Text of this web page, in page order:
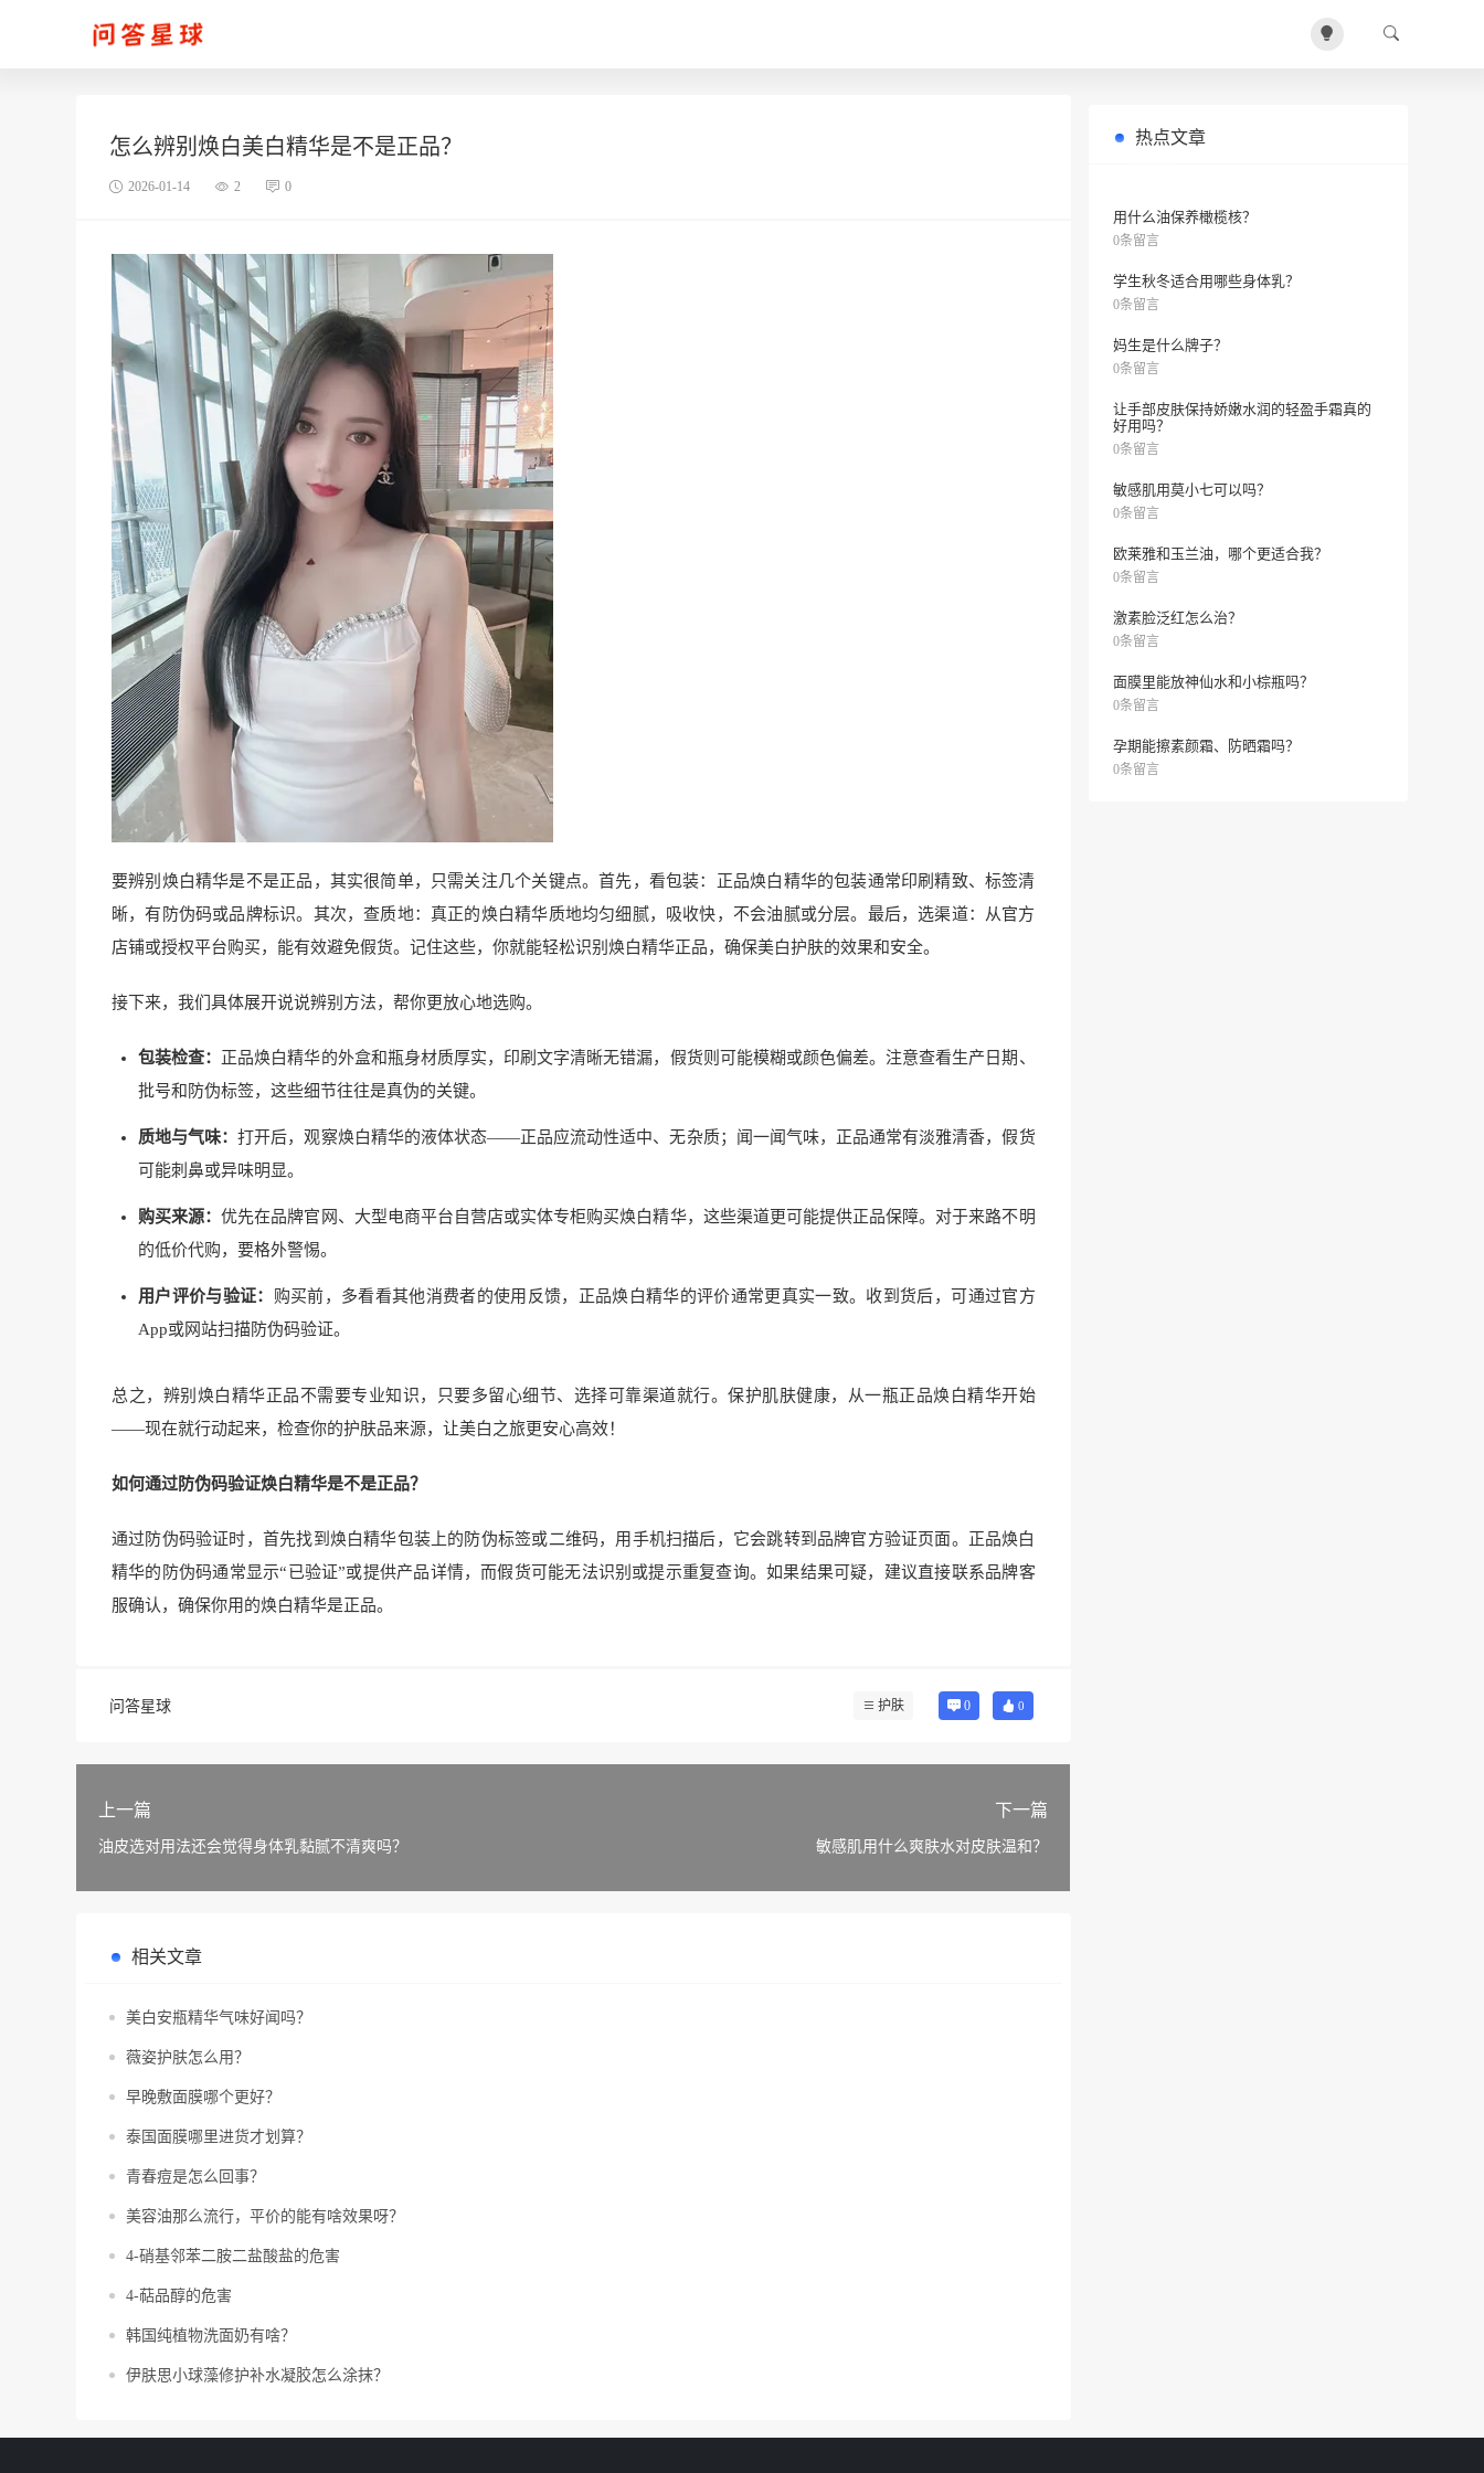
怎么辨别焕白美白精华是不是正品？
2026-01-14 2 0
要辨别焕白精华是不是正品，其实很简单，只需关注几个关键点。首先，看包装：正品焕白精华的包装通常印刷精致、标签清
晰，有防伪码或品牌标识。其次，查质地：真正的焕白精华质地均匀细腻，吸收快，不会油腻或分层。最后，选渠道：从官方
店铺或授权平台购买，能有效避免假货。记住这些，你就能轻松识别焕白精华正品，确保美白护肤的效果和安全。
接下来，我们具体展开说说辨别方法，帮你更放心地选购。
包装检查：
正品焕白精华的外盒和瓶身材质厚实，印刷文字清晰无错漏，假货则可能模糊或颜色偏差。注意查看生产日期、
批号和防伪标签，这些细节往往是真伪的关键。
质地与气味：打开后，观察焕白精华的液体状态——正品应流动性适中、无杂质；闻一闻气味，正品通常有淡雅清香，假货
可能刺鼻或异味明显。
购买来源：优先在品牌官网、大型电商平台自营店或实体专柜购买焕白精华，这些渠道更可能提供正品保障。对于来路不明
的低价代购，要格外警惕。
用户评价与验证： 购买前，多看看其他消费者的使用反馈，正品焕白精华的评价通常更真实一致。收到货后，可通过官方
App或网站扫描防伪码验证。
总之，辨别焕白精华正品不需要专业知识，只要多留心细节、选择可靠渠道就行。保护肌肤健康，从一瓶正品焕白精华开始
——现在就行动起来，检查你的护肤品来源，让美白之旅更安心高效！
如何通过防伪码验证焕白精华是不是正品？
通过防伪码验证时，首先找到焕白精华包装上的防伪标签或二维码，用手机扫描后，它会跳转到品牌官方验证页面。正品焕白
精华的防伪码通常显示“已验证”或提供产品详情，而假货可能无法识别或提示重复查询。如果结果可疑，建议直接联系品牌客
服确认，确保你用的焕白精华是正品。
问答星球 护肤 0 0
上一篇
油皮选对用法还会觉得身体乳黏腻不清爽吗？
下一篇
敏感肌用什么爽肤水对皮肤温和？
相关文章
美白安瓶精华气味好闻吗？
薇姿护肤怎么用？
早晚敷面膜哪个更好？
泰国面膜哪里进货才划算？
青春痘是怎么回事？
美容油那么流行，平价的能有啥效果呀？
4-硝基邻苯二胺二盐酸盐的危害
4-萜品醇的危害
韩国纯植物洗面奶有啥？
伊肤思小球藻修护补水凝胶怎么涂抹？
热点文章
用什么油保养橄榄核？
0条留言
学生秋冬适合用哪些身体乳？
0条留言
妈生是什么牌子？
0条留言
让手部皮肤保持娇嫩水润的轻盈手霜真的
好用吗？
0条留言
敏感肌用莫小七可以吗？
0条留言
欧莱雅和玉兰油，哪个更适合我？
0条留言
激素脸泛红怎么治？
0条留言
面膜里能放神仙水和小棕瓶吗？
0条留言
孕期能擦素颜霜、防晒霜吗？
0条留言